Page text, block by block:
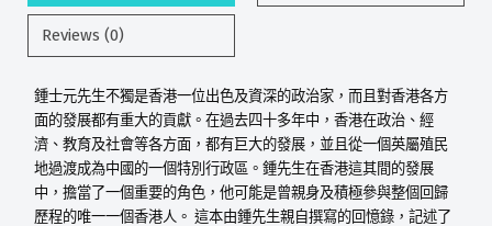
Reviews (0)
鍾士元先生不獨是香港一位出色及資深的政治家，而且對香港各方
面的發展都有重大的貢獻。在過去四十多年中，香港在政治、經
濟、教育及社會等各方面，都有巨大的發展，並且從一個英屬殖民
地過渡成為中國的一個特別行政區。鍾先生在香港這其間的發展
中，擔當了一個重要的角色，他可能是曾親身及積極參與整個回歸
歷程的唯一一個香港人。 這本由鍾先生親自撰寫的回憶錄，記述了